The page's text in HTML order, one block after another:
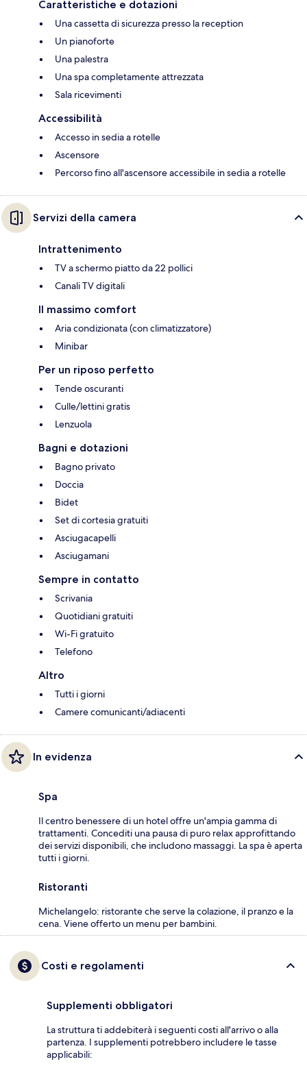
Caratteristiche e dotazioni
Una cassetta di sicurezza presso la reception
Un pianoforte
Una palestra
Una spa completamente attrezzata
Sala ricevimenti
Accessibilità
Accesso in sedia a rotelle
Ascensore
Percorso fino all'ascensore accessibile in sedia a rotelle
Servizi della camera
Intrattenimento
TV a schermo piatto da 22 pollici
Canali TV digitali
Il massimo comfort
Aria condizionata (con climatizzatore)
Minibar
Per un riposo perfetto
Tende oscuranti
Culle/lettini gratis
Lenzuola
Bagni e dotazioni
Bagno privato
Doccia
Bidet
Set di cortesia gratuiti
Asciugacapelli
Asciugamani
Sempre in contatto
Scrivania
Quotidiani gratuiti
Wi-Fi gratuito
Telefono
Altro
Tutti i giorni
Camere comunicanti/adiacenti
In evidenza
Spa
Il centro benessere di un hotel offre un'ampia gamma di
trattamenti. Concediti una pausa di puro relax approfittando
dei servizi disponibili, che includono massaggi. La spa è aperta
tutti i giorni.
Ristoranti
Michelangelo: ristorante che serve la colazione, il pranzo e la
cena. Viene offerto un menu per bambini.
Costi e regolamenti
Supplementi obbligatori
La struttura ti addebiterà i seguenti costi all'arrivo o alla
partenza. I supplementi potrebbero includere le tasse
applicabili: